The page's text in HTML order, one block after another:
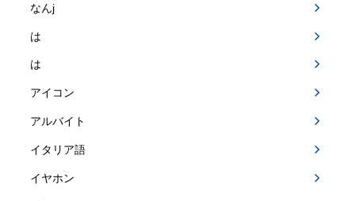
なんj
は
は
アイコン
アルバイト
イタリア語
イヤホン